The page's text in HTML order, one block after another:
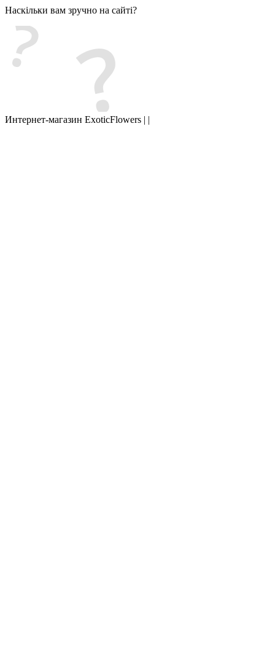
Наскільки вам зручно на сайті?
Интернет-магазин ExoticFlowers | |